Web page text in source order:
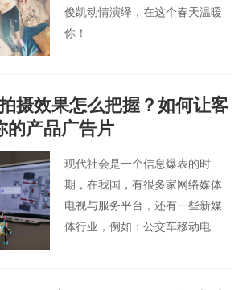
俊凯动情演绎，在这个春天温暖
你！
摄效果怎么把握？如何让客
的产品广告片
现代社会是一个信息爆表的时
期，在我国，有很多家网络媒体
电视与服务平台，还有一些新媒
体行业，例如：公交车移动电